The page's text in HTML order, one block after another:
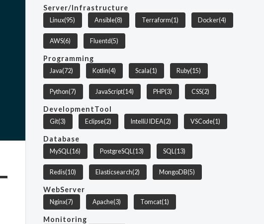
Server/Infrastructure
Linux(95) Ansible(8) Terraform(1) Docker(4)
AWS(6) Fluentd(5)
Programming
Java(72) Kotlin(4) Scala(1) Ruby(15)
Python(7) JavaScript(14) PHP(3) CSS(2)
DevelopmentTool
Git(3) Eclipse(2) IntelliJ IDEA(2) VSCode(1)
Database
MySQL(16) PostgreSQL(13) SQL(13)
Redis(10) Elasticsearch(2) MongoDB(5)
WebServer
Nginx(7) Apache(3) Tomcat(1)
Monitoring